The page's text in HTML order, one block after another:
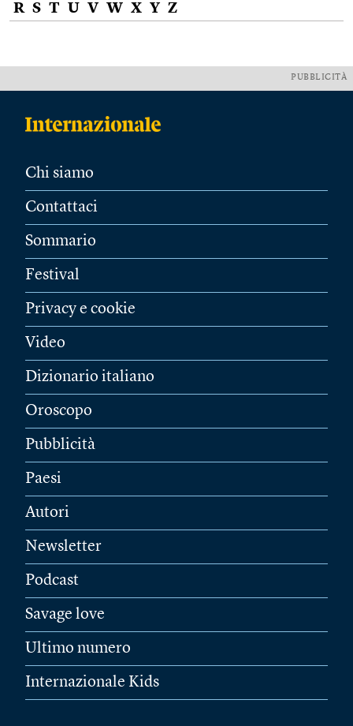
R S T U V W X Y Z
PUBBLICITÀ
Chi siamo
Contattaci
Sommario
Festival
Privacy e cookie
Video
Dizionario italiano
Oroscopo
Pubblicità
Paesi
Autori
Newsletter
Podcast
Savage love
Ultimo numero
Internazionale Kids